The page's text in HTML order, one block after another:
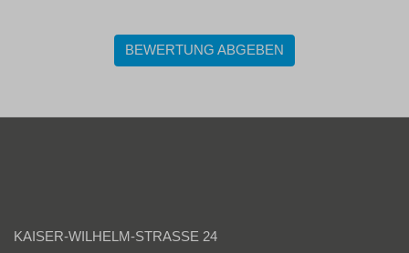
BEWERTUNG ABGEBEN
KAISER-WILHELM-STRASSE 24